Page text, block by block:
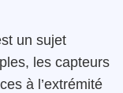
un sujet
les capteurs
à l’extrémité